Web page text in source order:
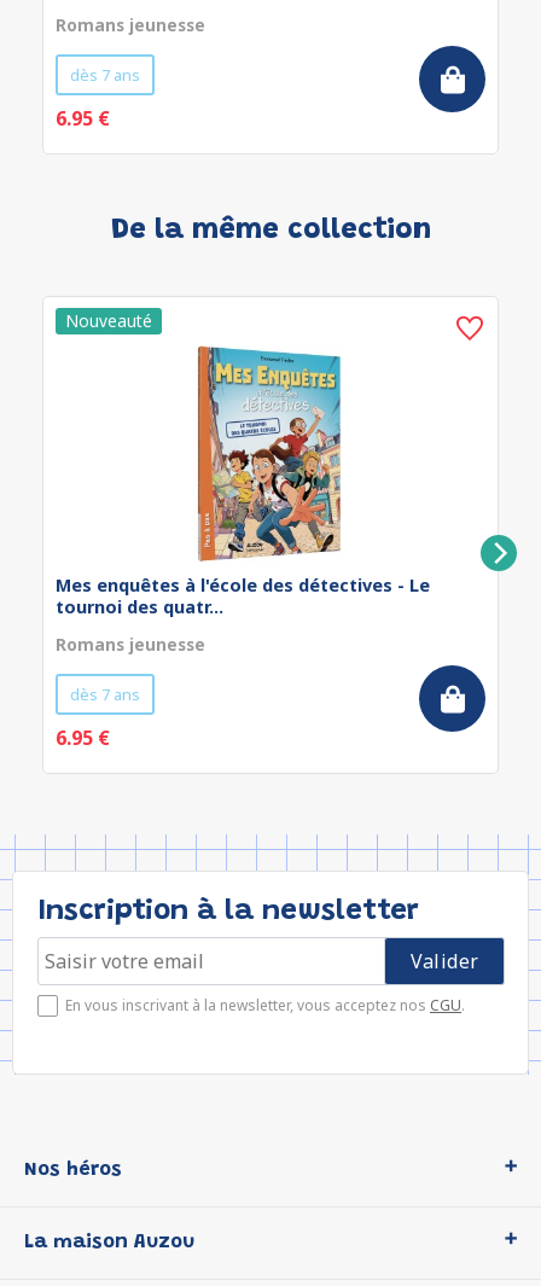
Romans jeunesse
dès 7 ans
6.95 €
De la même collection
Mes enquêtes à l'école des détectives - Le
tournoi des quatr...
Romans jeunesse
dès 7 ans
6.95 €
Inscription à la newsletter
En vous inscrivant à la newsletter, vous acceptez nos CGU.
Nos héros
P'tit Loup
La maison Auzou